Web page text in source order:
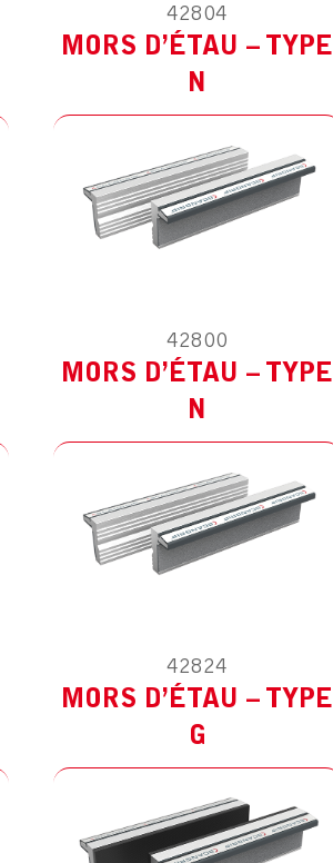
42804
MORS D’ÉTAU – TYPE
N
42800
MORS D’ÉTAU – TYPE
N
MODÈLE :POUR AUTRES
42824
MORS D’ÉTAU – TYPE
G
MODÈLE :POUR AUTRES
MODÈLE :POUR AUTRES